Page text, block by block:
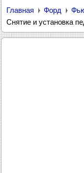
Главная Форд
Снятие и установка